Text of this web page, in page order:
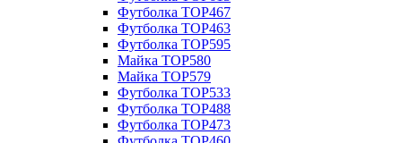
Футболка TOP467
Футболка TOP463
Футболка TOP595
Майка TOP580
Майка TOP579
Футболка TOP533
Футболка TOP488
Футболка TOP473